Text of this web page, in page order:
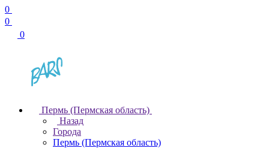
0
0
0
Пермь (Пермская область)
Назад
Города
Пермь (Пермская область)